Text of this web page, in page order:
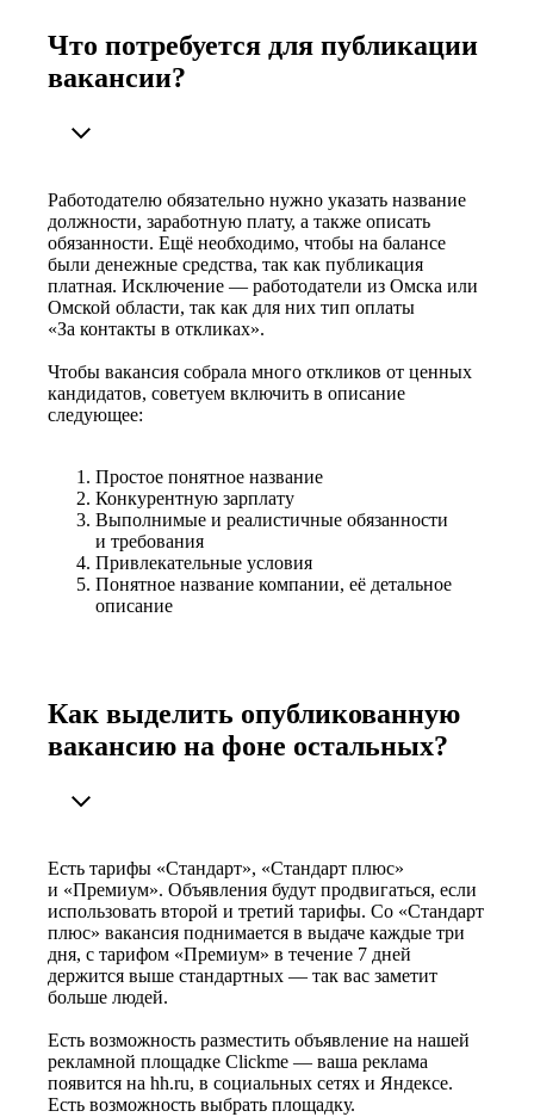
Что потребуется для публикации
вакансии?
Работодателю обязательно нужно указать название
должности, заработную плату, а также описать
обязанности. Ещё необходимо, чтобы на балансе
были денежные средства, так как публикация
платная. Исключение — работодатели из Омска или
Омской области, так как для них тип оплаты
«За контакты в откликах».
Чтобы вакансия собрала много откликов от ценных
кандидатов, советуем включить в описание
следующее:
Простое понятное название
Конкурентную зарплату
Выполнимые и реалистичные обязанности
и требования
Привлекательные условия
Понятное название компании, её детальное
описание
Как выделить опубликованную
вакансию на фоне остальных?
Есть тарифы «Стандарт», «Стандарт плюс»
и «Премиум». Объявления будут продвигаться, если
использовать второй и третий тарифы. Со «Стандарт
плюс» вакансия поднимается в выдаче каждые три
дня, с тарифом «Премиум» в течение 7 дней
держится выше стандартных — так вас заметит
больше людей.
Есть возможность разместить объявление на нашей
рекламной площадке Clickme — ваша реклама
появится на hh.ru, в социальных сетях и Яндексе.
Есть возможность выбрать площадку.